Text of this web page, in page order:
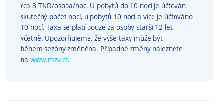
cca 8 TND/osoba/noc. U pobytů do 10 nocí je účtován
skutečný počet nocí, u pobytů 10 nocí a více je účtováno
10 nocí. Taxa se platí pouze za osoby starší 12 let
včetně. Upozorňujeme, že výše taxy může být
během sezóny změněna. Případné změny naleznete
na www.mzv.cz.